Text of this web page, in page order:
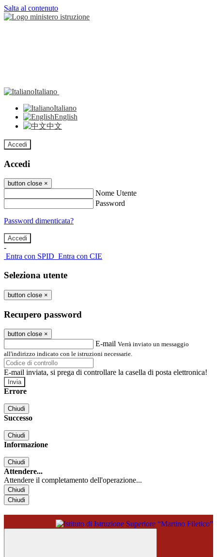
Salta al contenuto
Italiano
Italiano
English
中文
Accedi
Accedi
button close ×
Nome Utente
Password
Password dimenticata?
-
Entra con SPID Entra con CIE
Seleziona utente
button close ×
Recupero password
button close ×
E-mail Verrà inviato un messaggio
all'indirizzo indicato con le istruzioni necessarie.
E-mail inviata, si prega di controllare la casella di posta elettronica!
Errore
Chiudi
Successo
Chiudi
Informazione
Chiudi
Attendere...
Attendere il completamento dell'operazione...
Chiudi
Chiudi